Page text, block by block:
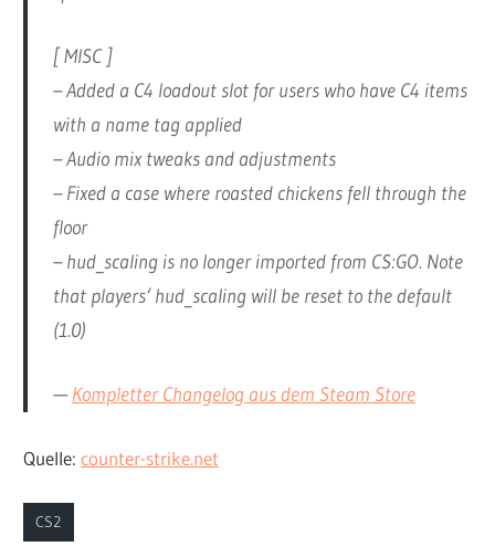
[ MISC ]
– Added a C4 loadout slot for users who have C4 items
with a name tag applied
– Audio mix tweaks and adjustments
– Fixed a case where roasted chickens fell through the
floor
– hud_scaling is no longer imported from CS:GO. Note
that players‘ hud_scaling will be reset to the default
(1.0)
—Kompletter Changelog aus dem Steam Store
Quelle:counter-strike.net
CS2